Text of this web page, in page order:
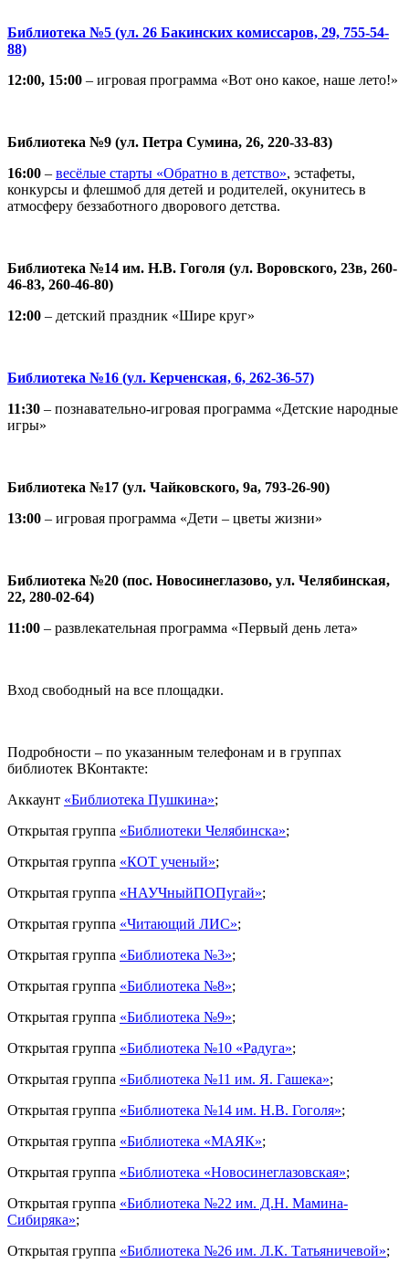
Библиотека №5 (ул. 26 Бакинских комиссаров, 29, 755-54-
88)
12:00, 15:00 – игровая программа «Вот оно какое, наше лето!»
Библиотека №9 (ул. Петра Сумина, 26, 220-33-83)
16:00 – весёлые старты «Обратно в детство», эстафеты,
конкурсы и флешмоб для детей и родителей, окунитесь в
атмосферу беззаботного дворового детства.
Библиотека №14 им. Н.В. Гоголя (ул. Воровского, 23в, 260-
46-83, 260-46-80)
12:00 – детский праздник «Шире круг»
Библиотека №16 (ул. Керченская, 6, 262-36-57)
11:30 – познавательно-игровая программа «Детские народные
игры»
Библиотека №17 (ул. Чайковского, 9а, 793-26-90)
13:00 – игровая программа «Дети – цветы жизни»
Библиотека №20 (пос. Новосинеглазово, ул. Челябинская,
22, 280-02-64)
11:00 – развлекательная программа «Первый день лета»
Вход свободный на все площадки.
Подробности – по указанным телефонам и в группах
библиотек ВКонтакте:
Аккаунт «Библиотека Пушкина»;
Открытая группа «Библиотеки Челябинска»;
Открытая группа «КОТ ученый»;
Открытая группа «НАУЧныйПОПугай»;
Открытая группа «Читающий ЛИС»;
Открытая группа «Библиотека №3»;
Открытая группа «Библиотека №8»;
Открытая группа «Библиотека №9»;
Открытая группа «Библиотека №10 «Радуга»;
Открытая группа «Библиотека №11 им. Я. Гашека»;
Открытая группа «Библиотека №14 им. Н.В. Гоголя»;
Открытая группа «Библиотека «МАЯК»;
Открытая группа «Библиотека «Новосинеглазовская»;
Открытая группа «Библиотека №22 им. Д.Н. Мамина-
Сибиряка»;
Открытая группа «Библиотека №26 им. Л.К. Татьяничевой»;